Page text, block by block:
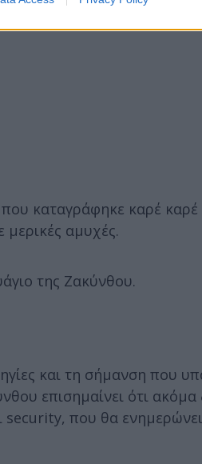
καταγράφηκε καρέ καρέ
αμυχές.
της Ζακύνθου.
και τη σήμανση που
επισημαίνει ότι ακόμα
security, που θα